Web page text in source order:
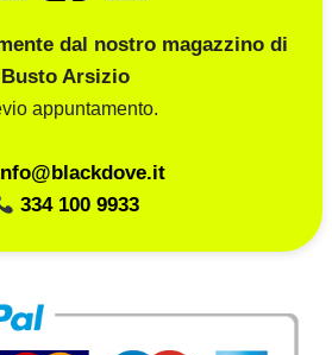
dal nostro magazzino di
Busto Arsizio
appuntamento.
334 100 9933